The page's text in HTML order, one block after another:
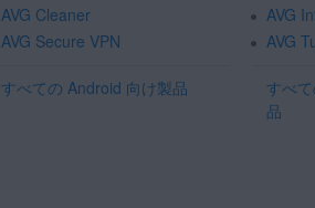
AVG Cleaner
AVG Secure VPN
すべての Android 向け製品
AVG
AVG
すべ
品